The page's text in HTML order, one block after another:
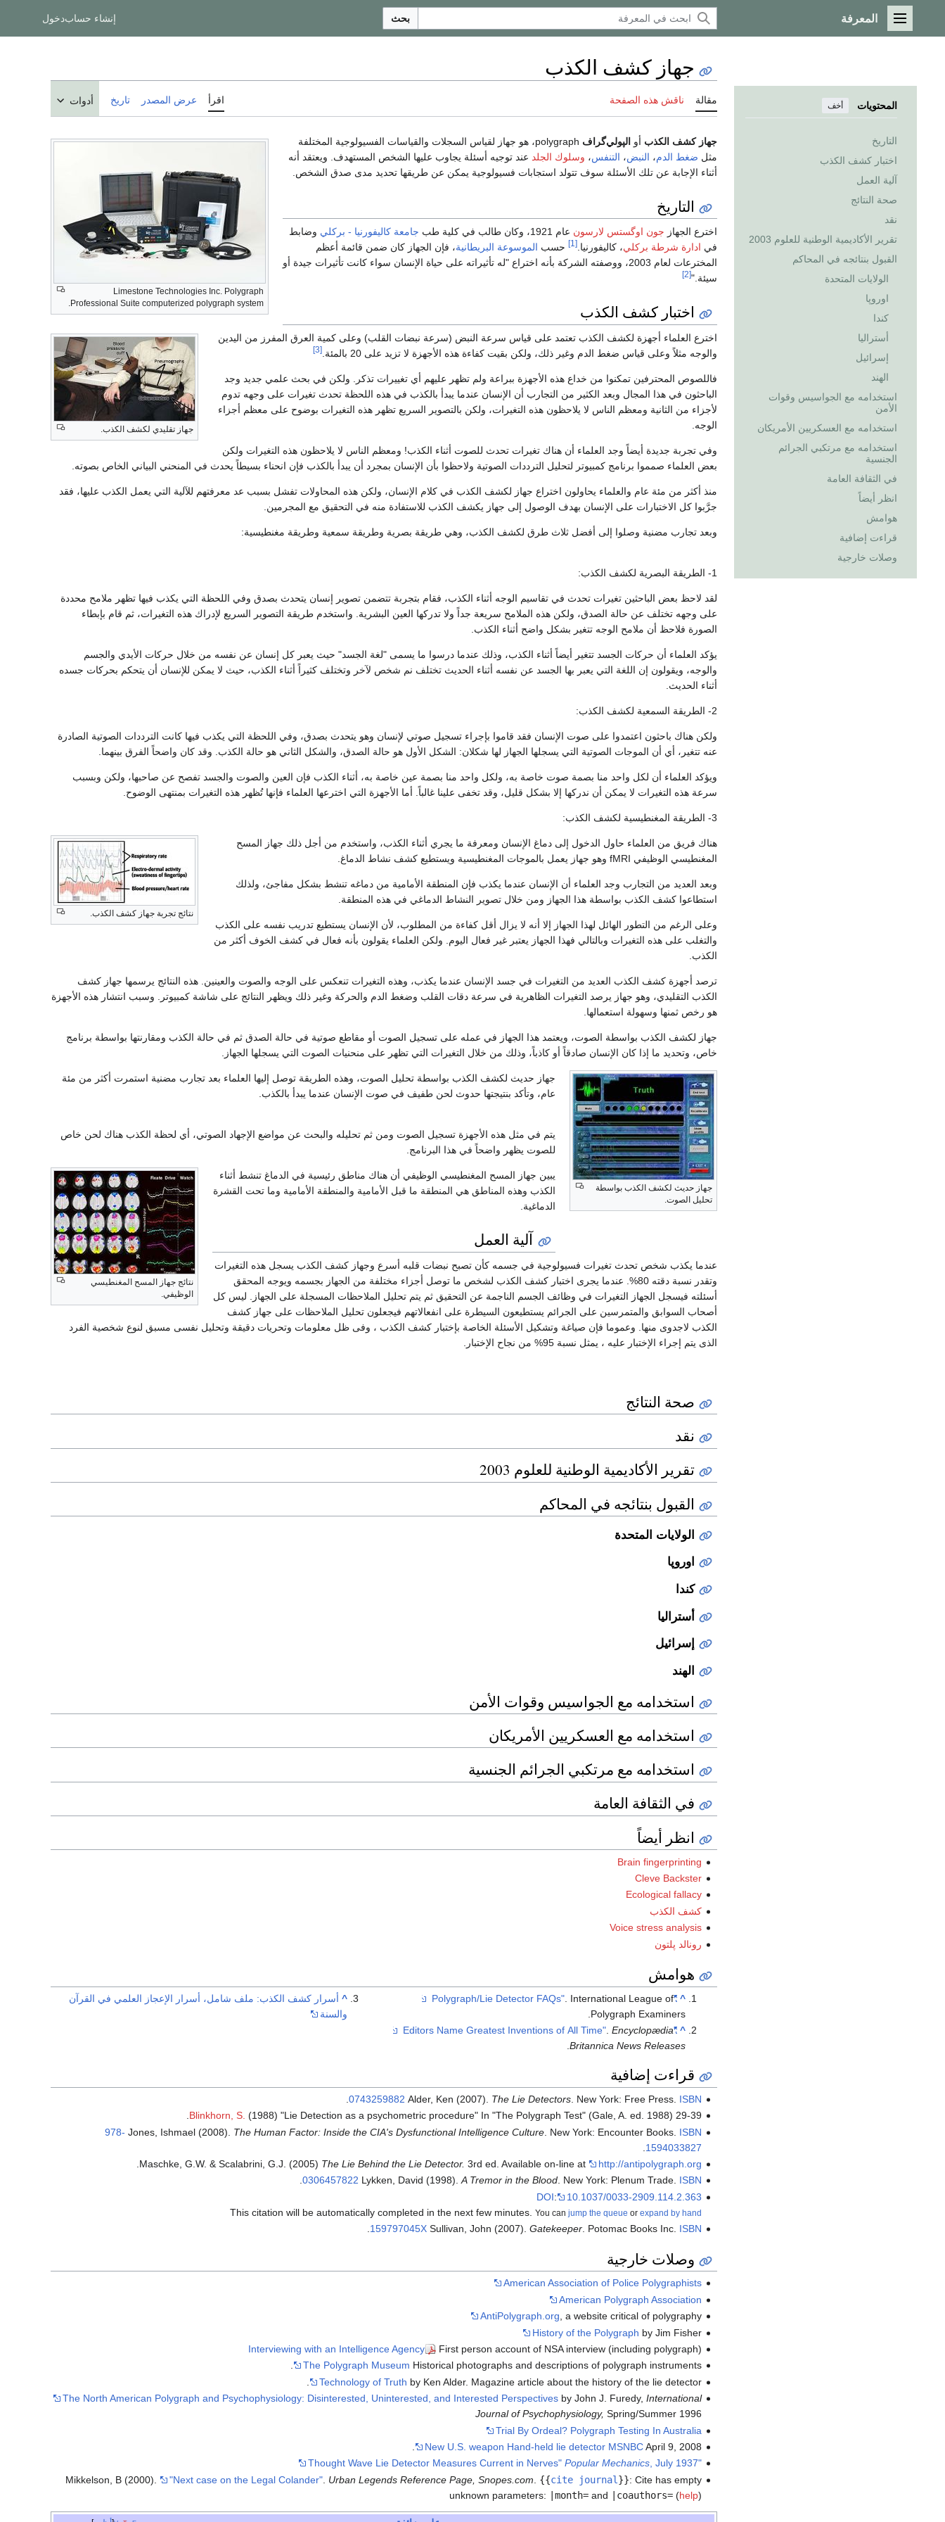
القائمة الرئيسية
المعرفة بحث إنشاء حسابدخول
المحتويات أخف
التاريخ
اختبار كشف الكذب
آلية العمل
صحة النتائج
نقد
تقرير الأكاديمية الوطنية للعلوم 2003
القبول بنتائجه في المحاكم
الولايات المتحدة
اوروپا
كندا
أستراليا
إسرائيل
الهند
استخدامه مع الجواسيس وقوات
الأمن
استخدامه مع العسكريين الأمريكان
استخدامه مع مرتكبي الجرائم
الجنسية
في الثقافة العامة
انظر أيضاً
هوامش
قراءت إضافية
وصلات خارجية
جهاز كشف الكذب
مقالة ناقش هذه الصفحة اقرأ عرض المصدر تاريخ أدوات
Limestone Technologies Inc. Polygraph
Professional Suite computerized polygraph system.
جهاز كشف الكذب أو الپولي‌گراف
polygraph، هو جهاز لقياس السجلات والقياسات الفسيولوجية المختلفة
مثل ضغط الدم، النبض، التنفس، وسلوك الجلد عند توجيه أسئلة يجاوب عليها الشخص المستهدف. ويعتقد أنه
أثناء الإجابة عن تلك الأسئلة سوف تتولد استجابات فسيولوجية يمكن عن طريقها تحديد مدى صدق الشخص.
التاريخ
اخترع الجهاز جون اوگستس لارسون عام 1921، وكان طالب في كلية طب جامعة كاليفورنيا - بركلي وضابط
في ادارة شرطة بركلي، كاليفورنيا.[1] حسب الموسوعة البريطانية، فإن الجهاز كان ضمن قائمة أعظم
المخترعات لعام 2003، ووصفته الشركة بأنه اختراع "له تأثيراته على حياة الإنسان سواء كانت تأثيرات جيدة أو
سيئة."[2]
اختبار كشف الكذب
جهاز تقليدي لكشف الكذب.
اخترع العلماء أجهزة لكشف الكذب تعتمد على قياس سرعة النبض (سرعة نبضات القلب) وعلى كمية العرق المفرز من اليدين
والوجه مثلاً وعلى قياس ضغط الدم وغير ذلك، ولكن بقيت كفاءة هذه الأجهزة لا تزيد على 20 بالمئة.
[3]
فاللصوص المحترفين تمكنوا من خداع هذه الأجهزة ببراعة ولم تظهر عليهم أي تغييرات تذكر. ولكن في بحث علمي جديد وجد
الباحثون في هذا المجال وبعد الكثير من التجارب أن الإنسان عندما يبدأ بالكذب في هذه اللحظة تحدث تغيرات على وجهه تدوم
لأجزاء من الثانية ومعظم الناس لا يلاحظون هذه التغيرات، ولكن بالتصوير السريع تظهر هذه التغيرات بوضوح على معظم أجزاء
الوجه.
وفي تجربة جديدة أيضاً وجد العلماء أن هناك تغيرات تحدث للصوت أثناء الكذب! ومعظم الناس لا يلاحظون هذه التغيرات ولكن
بعض العلماء صمموا برنامج كمبيوتر لتحليل الترددات الصوتية ولاحظوا بأن الإنسان بمجرد أن يبدأ بالكذب فإن انحناء بسيطاً يحدث في المنحني البياني الخاص بصوته.
منذ أكثر من مئة عام والعلماء يحاولون اختراع جهاز لكشف الكذب في كلام الإنسان، ولكن هذه المحاولات تفشل بسبب عد معرفتهم للآلية التي يعمل الكذب عليها، فقد
جرَّبوا كل الاختبارات على الإنسان بهدف الوصول إلى جهاز يكشف الكذب للاستفادة منه في التحقيق مع المجرمين.
وبعد تجارب مضنية وصلوا إلى أفضل ثلاث طرق لكشف الكذب، وهي طريقة بصرية وطريقة سمعية وطريقة مغنطيسية:
1- الطريقة البصرية لكشف الكذب:
لقد لاحظ بعض الباحثين تغيرات تحدث في تقاسيم الوجه أثناء الكذب، فقام بتجربة تتضمن تصوير إنسان يتحدث بصدق وفي اللحظة التي يكذب فيها تظهر ملامح محددة
على وجهه تختلف عن حالة الصدق، ولكن هذه الملامح سريعة جداً ولا تدركها العين البشرية. واستخدم طريقة التصوير السريع لإدراك هذه التغيرات، ثم قام بإبطاء
الصورة فلاحظ أن ملامح الوجه تتغير بشكل واضح أثناء الكذب.
يؤكد العلماء أن حركات الجسد تتغير أيضاً أثناء الكذب، وذلك عندما درسوا ما يسمى "لغة الجسد" حيث يعبر كل إنسان عن نفسه من خلال حركات الأيدي والجسم
والوجه، ويقولون إن اللغة التي يعبر بها الجسد عن نفسه أثناء الحديث تختلف نم شخص لآخر وتختلف كثيراً أثناء الكذب، حيث لا يمكن للإنسان أن يتحكم بحركات جسده
أثناء الحديث.
2- الطريقة السمعية لكشف الكذب:
ولكن هناك باحثون اعتمدوا على صوت الإنسان فقد قاموا بإجراء تسجيل صوتي لإنسان وهو يتحدث بصدق، وفي اللحظة التي يكذب فيها كانت الترددات الصوتية الصادرة
عنه تتغير، أي أن الموجات الصوتية التي يسجلها الجهاز لها شكلان: الشكل الأول هو حالة الصدق، والشكل الثاني هو حالة الكذب. وقد كان واضحاً الفرق بينهما.
ويؤكد العلماء أن لكل واحد منا بصمة صوت خاصة به، ولكل واحد منا بصمة عين خاصة به، أثناء الكذب فإن العين والصوت والجسد تفصح عن صاحبها، ولكن وبسبب
سرعة هذه التغيرات لا يمكن أن ندركها إلا بشكل قليل، وقد تخفى علينا غالباً. أما الأجهزة التي اخترعها العلماء فإنها تُظهر هذه التغيرات بمنتهى الوضوح.
3- الطريقة المغنطيسية لكشف الكذب:
نتائج تجربة جهاز كشف الكذب.
هناك فريق من العلماء حاول الدخول إلى دماغ الإنسان ومعرفة ما يجري أثناء الكذب، واستخدم من أجل ذلك جهاز المسح
المغنطيسي الوظيفي fMRI وهو جهاز يعمل بالموجات المغنطيسية ويستطيع كشف نشاط الدماغ.
وبعد العديد من التجارب وجد العلماء أن الإنسان عندما يكذب فإن المنطقة الأمامية من دماغه تنشط بشكل مفاجئ، ولذلك
استطاعوا كشف الكذب بواسطة هذا الجهاز ومن خلال تصوير النشاط الدماغي في هذه المنطقة.
وعلى الرغم من التطور الهائل لهذا الجهاز إلا أنه لا يزال أقل كفاءة من المطلوب، لأن الإنسان يستطيع تدريب نفسه على الكذب
والتغلب على هذه التغيرات وبالتالي فهذا الجهاز يعتبر غير فعال اليوم. ولكن العلماء يقولون بأنه فعال في كشف الخوف أكثر من
الكذب.
ترصد أجهزة كشف الكذب العديد من التغيرات في جسد الإنسان عندما يكذب، وهذه التغيرات تنعكس على الوجه والصوت والعينين. هذه النتائج يرسمها جهاز كشف
الكذب التقليدي، وهو جهاز يرصد التغيرات الظاهرية في سرعة دقات القلب وضغط الدم والحركة وغير ذلك ويظهر النتائج على شاشة كمبيوتر. وسبب انتشار هذه الأجهزة
هو رخص ثمنها وسهولة استعمالها.
جهاز لكشف الكذب بواسطة الصوت، ويعتمد هذا الجهاز في عمله على تسجيل الصوت أو مقاطع صوتية في حالة الصدق ثم في حالة الكذب ومقارنتها بواسطة برنامج
خاص، وتحديد ما إذا كان الإنسان صادقاً أو كاذباً، وذلك من خلال التغيرات التي تظهر على منحنيات الصوت التي يسجلها الجهاز.
جهاز حديث لكشف الكذب بواسطة
تحليل الصوت.
جهاز حديث لكشف الكذب بواسطة تحليل الصوت، وهذه الطريقة توصل إليها العلماء بعد تجارب مضنية استمرت أكثر من مئة
عام، وتأكد بنتيجتها حدوث لحن طفيف في صوت الإنسان عندما يبدأ بالكذب.
يتم في مثل هذه الأجهزة تسجيل الصوت ومن ثم تحليله والبحث عن مواضع الإجهاد الصوتي، أي لحظة الكذب هناك لحن خاص
للصوت يظهر واضحاً في هذا البرنامج.
نتائج جهاز المسح المغنطيسي
الوظيفي.
يبين جهاز المسح المغنطيسي الوظيفي أن هناك مناطق رئيسية في الدماغ تنشط أثناء
الكذب وهذه المناطق هي المنطقة ما قبل الأمامية والمنطقة الأمامية وما تحت القشرة
الدماغية.
آلية العمل
عندما يكذب شخص تحدث تغيرات فسيولوجية في جسمه كأن تصبح نبضات قلبه أسرع وجهاز كشف الكذب يسجل هذه التغيرات
وتقدر نسبة دقته 80%. عندما يجرى اختبار كشف الكذب لشخص ما توصل أجزاء مختلفة من الجهاز بجسمه ويوجه المحقق
أسئلته فيسجل الجهاز التغيرات في وظائف الجسم الناجمة عن التحقيق ثم يتم تحليل الملاحظات المسجلة على الجهاز. ليس كل
أصحاب السوابق والمتمرسين على الجرائم يستطيعون السيطرة على انفعالاتهم فيجعلون تحليل الملاحظات على جهاز كشف
الكذب لاجدوى منها. وعموما فإن صياغة وتشكيل الأسئلة الخاصة بإختبار كشف الكذب ، وفى ظل معلومات وتحريات دقيقة وتحليل نفسى مسبق لنوع شخصية الفرد
الذى يتم إجراء الإختبار عليه ، يمثل نسبة 95% من نجاح الإختبار.
صحة النتائج
نقد
تقرير الأكاديمية الوطنية للعلوم 2003
القبول بنتائجه في المحاكم
الولايات المتحدة
اوروپا
كندا
أستراليا
إسرائيل
الهند
استخدامه مع الجواسيس وقوات الأمن
استخدامه مع العسكريين الأمريكان
استخدامه مع مرتكبي الجرائم الجنسية
في الثقافة العامة
انظر أيضاً
Brain fingerprinting
Cleve Backster
Ecological fallacy
كشف الكذب
Voice stress analysis
رونالد پلتون
هوامش
^
"Polygraph/Lie Detector FAQs"
. International League of
Polygraph Examiners.
^
"Editors Name Greatest Inventions of All Time"
.Encyclopædia
Britannica News Releases
.
^ أسرار كشف الكذب: ملف شامل، أسرار الإعجاز العلمي في القرآن
والسنة
قراءت إضافية
Alder, Ken (2007). The Lie Detectors. New York: Free Press. ISBN
0743259882
Blinkhorn, S. (1988) "Lie Detection as a psychometric procedure" In "The Polygraph Test" (Gale, A. ed. 1988) 29-39.
Jones, Ishmael (2008). The Human Factor: Inside the CIA's Dysfunctional Intelligence Culture. New York: Encounter Books. ISBN
978-
1594033827
Maschke, G.W. & Scalabrini, G.J. (2005) The Lie Behind the Lie Detector. 3rd ed. Available on-line at http://antipolygraph.org
Lykken, David (1998).A Tremor in the Blood. New York: Plenum Trade. ISBN
0306457822
.
DOI:
10.1037/0033-2909.114.2.363
This citation will be automatically completed in the next few minutes.
You can jump the queue or expand by hand
Sullivan, John (2007). Gatekeeper. Potomac Books Inc. ISBN
159797045X
وصلات خارجية
American Association of Police Polygraphists
American Polygraph Association
AntiPolygraph.org, a website critical of polygraphy
History of the Polygraph by Jim Fisher
Interviewing with an Intelligence Agency
First person account of NSA interview (including polygraph)
The Polygraph Museum Historical photographs and descriptions of polygraph instruments.
Technology of Truth by Ken Alder. Magazine article about the history of the lie detector.
The North American Polygraph and Psychophysiology: Disinterested, Uninterested, and Interested Perspectivesby John J. Furedy, International
Journal of Psychophysiology, Spring/Summer 1996
Trial By Ordeal? Polygraph Testing In Australia
New U.S. weapon Hand-held lie detector MSNBCApril 9, 2008.
"Thought Wave Lie Detector Measures Current in Nerves"
Popular Mechanics, July 1937
Mikkelson, B (2000).
"Next case on the Legal Colander". Urban Legends Reference Page, Snopes.com {{cite journal }}: Cite has empty
unknown parameters:
|month=and |coauthors=(help)